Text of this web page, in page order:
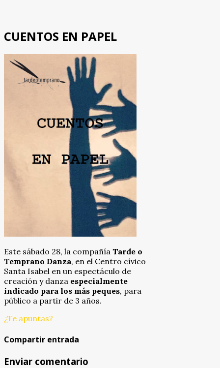
CUENTOS EN PAPEL
Este sábado 28, la compañía Tarde o
Temprano Danza, en el Centro cívico
Santa Isabel en un espectáculo de
creación y danza especialmente
indicado para los más peques, para
público a partir de 3 años.
¿Te apuntas?
Compartir entrada
Enviar comentario